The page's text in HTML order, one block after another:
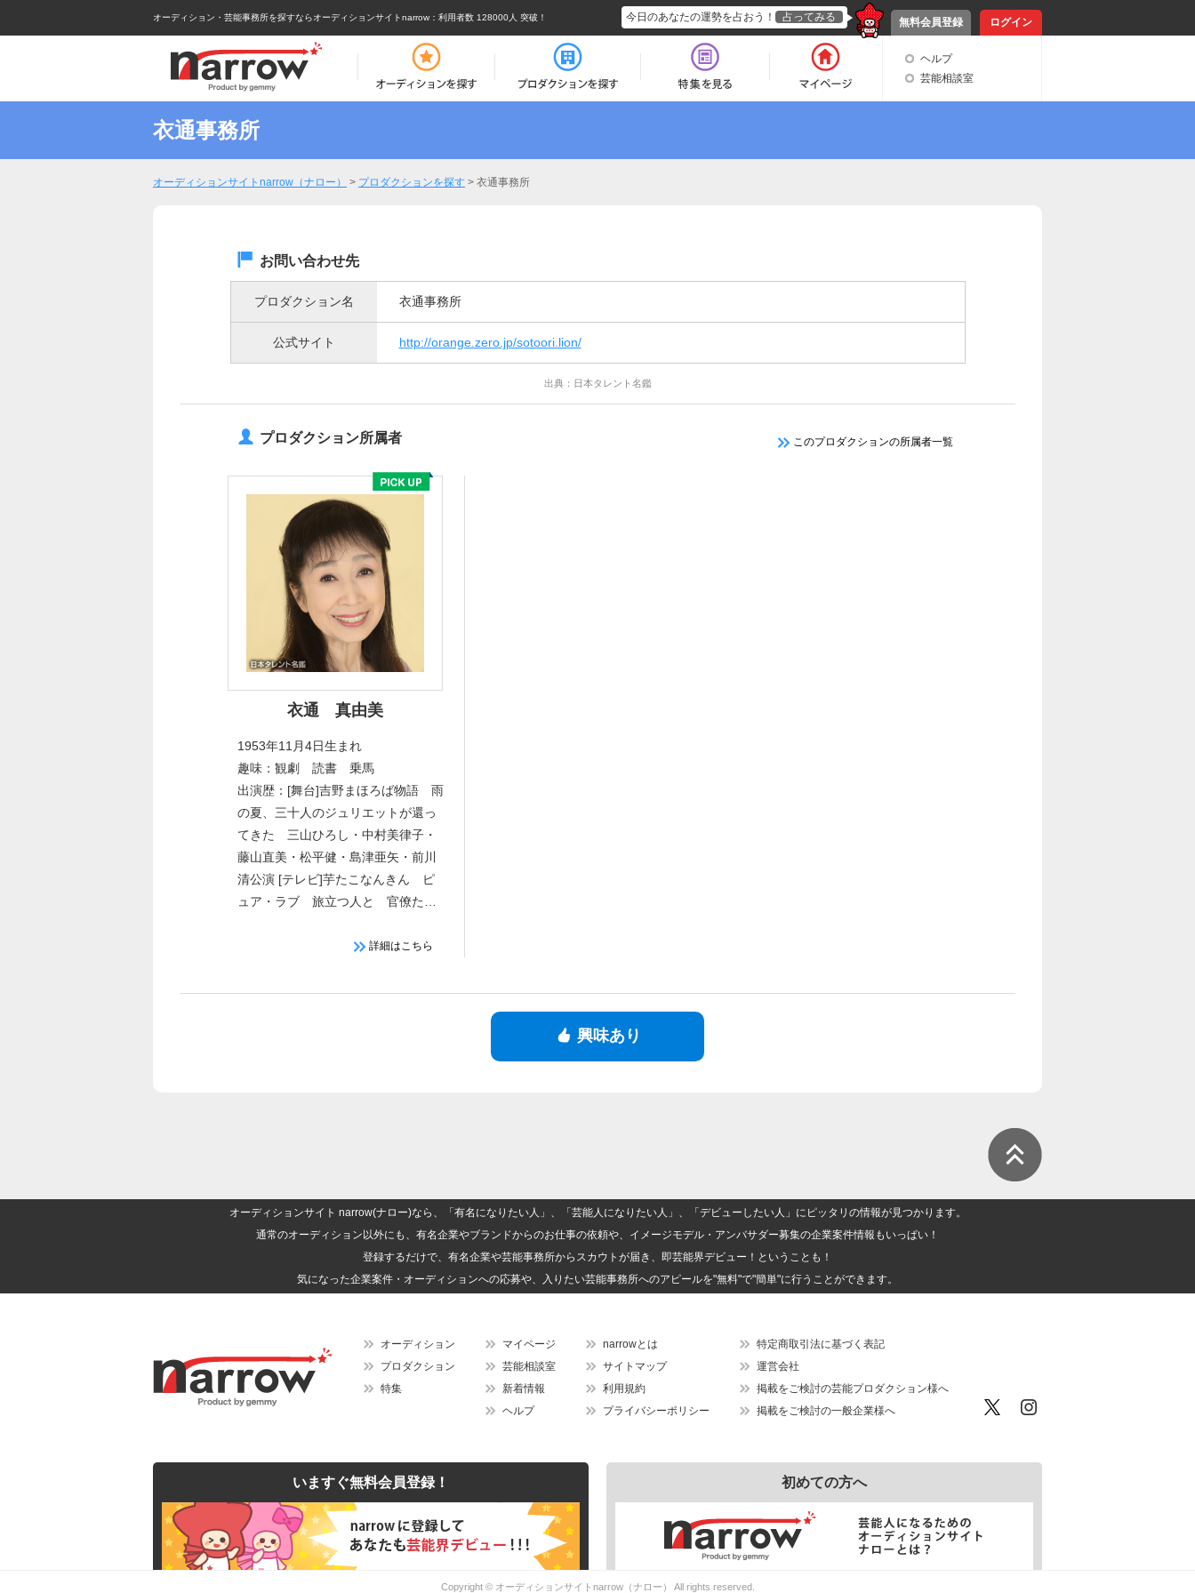
オーディション・芸能事務所を探すならオーディションサイトnarrow ：利用者数 128000人 突破！ 無料会員登録 ログイン
今日のあなたの運勢を占おう！ 占ってみる
ヘルプ
芸能相談室
衣通事務所
オーディションサイトnarrow（ナロー） > プロダクションを探す > 衣通事務所
お問い合わせ先
プロダクション名 衣通事務所
公式サイト http://orange.zero.jp/sotoori.lion/
出典：日本タレント名鑑
プロダクション所属者 このプロダクションの所属者一覧
衣通 真由美
1953年11月4日生まれ
趣味：観劇 読書 乗馬
出演歴：[舞台]吉野まほろば物語 雨
の夏、三十人のジュリエットが還っ
てきた 三山ひろし・中村美律子・
藤山直美・松平健・島津亜矢・前川
清公演 [テレビ]芋たこなんきん ピ
ュア・ラブ 旅立つ人と 官僚たち
詳細はこちら
興味あり
オーディションサイト narrow(ナロー)なら、「有名になりたい人」、「芸能人になりたい人」、「デビューしたい人」にピッタリの情報が見つかります。
通常のオーディション以外にも、有名企業やブランドからのお仕事の依頼や、イメージモデル・アンバサダー募集の企業案件情報もいっぱい！
登録するだけで、有名企業や芸能事務所からスカウトが届き、即芸能界デビュー！ということも！
気になった企業案件・オーディションへの応募や、入りたい芸能事務所へのアピールを"無料"で"簡単"に行うことができます。
オーディション
プロダクション
特集
マイページ
芸能相談室
新着情報
ヘルプ
narrowとは
サイトマップ
利用規約
プライバシーポリシー
特定商取引法に基づく表記
運営会社
掲載をご検討の芸能プロダクション様へ
掲載をご検討の一般企業様へ
いますぐ無料会員登録！ 初めての方へ
Copyright © オーディションサイトnarrow（ナロー） All rights reserved.